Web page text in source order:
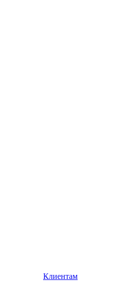
Клиентам